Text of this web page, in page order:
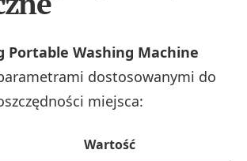
Portable Washing Machine
dostosowanymi do
miejsca:
Wartość